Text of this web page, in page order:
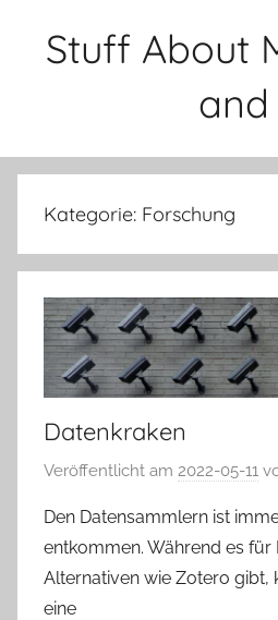
Stuff About
and
Kategorie: Forschung
Datenkraken
Veröffentlicht am 2022-05-11
Den Datensammlern ist
entkommen. Während es für
Alternativen wie Zotero gibt,
eine